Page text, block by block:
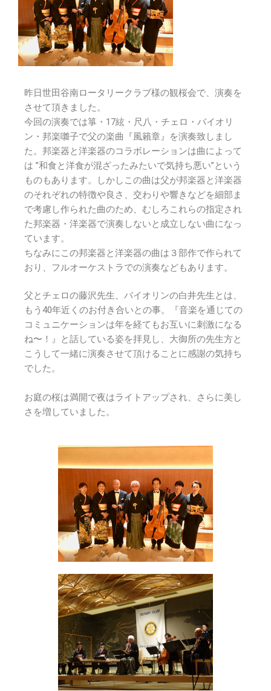
昨日世田谷南ロータリークラブ様の観桜会で、演奏を
させて頂きました。
今回の演奏では箏・17絃・尺八・チェロ・バイオリ
ン・邦楽囃子で父の楽曲『風籟章』を演奏致しまし
た。邦楽器と洋楽器のコラボレーションは曲によって
は ”和食と洋食が混ざったみたいで気持ち悪い”という
ものもあります。しかしこの曲は父が邦楽器と洋楽器
のそれぞれの特徴や良さ、交わりや響きなどを細部ま
で考慮し作られた曲のため、むしろこれらの指定され
た邦楽器・洋楽器で演奏しないと成立しない曲になっ
ています。
ちなみにこの邦楽器と洋楽器の曲は３部作で作られて
おり、フルオーケストラでの演奏などもあります。
父とチェロの藤沢先生、バイオリンの白井先生とは、
もう40年近くのお付き合いとの事。『音楽を通じての
コミュニケーションは年を経てもお互いに刺激になる
ね〜！』と話している姿を拝見し、大御所の先生方と
こうして一緒に演奏させて頂けることに感謝の気持ち
でした。
お庭の桜は満開で夜はライトアップされ、さらに美し
さを増していました。